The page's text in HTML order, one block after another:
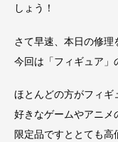
しょう！
さて早速、本日の修理
今回は「フィギュア」
ほとんどの方がフィギ
好きなゲームやアニメ
限定品ですととても